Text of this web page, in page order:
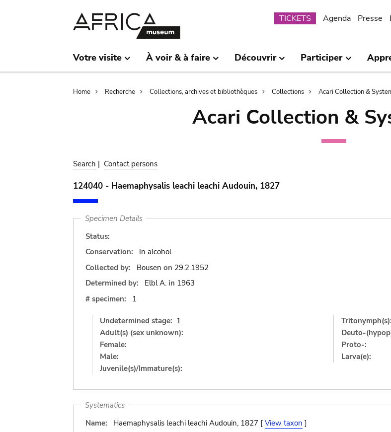
Submenu
TICKETS Agenda Presse
Votre visite À voir & à faire Découvrir Participer
Breadcrumb
Home Recherche Collections, archives et bibliothèques Collections Acari Collection &
Acari Collection &
Search | Contact persons
124040 - Haemaphysalis leachi leachi Audouin, 1827
Specimen Details
Status:
Conservation:
In alcohol
Collected by:
Bousen on 29.2.1952
Determined by:
Elbl A. in 1963
# specimen:
1
Undetermined stage: 1
Adult(s) (sex unknown):
Female:
Male:
Juvenile(s)/Immature(s):
Tritonymph(s):
Deuto-
Proto-:
Larva(e):
Systematics
Name:
Haemaphysalis leachi leachi Audouin, 1827 [ View taxon ]